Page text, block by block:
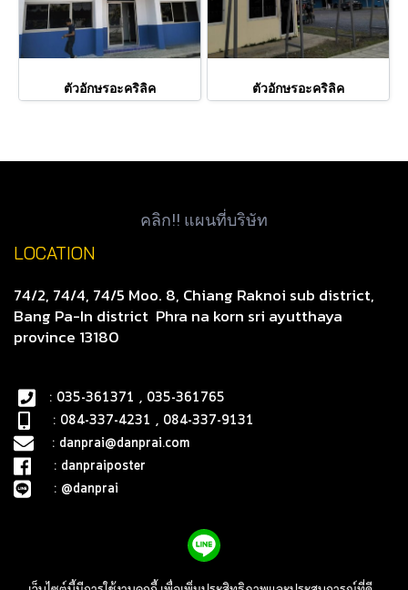
ตัวอักษรอะคริลิค ตัวอักษรอะคริลิค
คลิก!! แผนที่บริษัท
LOCATION
74/2, 74/4, 74/5 Moo. 8, Chiang Raknoi sub district,
Bang Pa-In district Phra na korn sri ayutthaya
province 13180
: 035-361371 , 035-361765
: 084-337-4231 , 084-337-9131
: danprai@danprai.com
: danpraiposter
: @danprai